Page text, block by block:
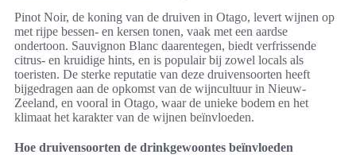
Pinot Noir, de koning van de druiven in Otago, levert wijnen op
met rijpe bessen- en kersen tonen, vaak met een aardse
ondertoon. Sauvignon Blanc daarentegen, biedt verfrissende
citrus- en kruidige hints, en is populair bij zowel locals als
toeristen. De sterke reputatie van deze druivensoorten heeft
bijgedragen aan de opkomst van de wijncultuur in Nieuw-
Zeeland, en vooral in Otago, waar de unieke bodem en het
klimaat het karakter van de wijnen beïnvloeden.
Hoe druivensoorten de drinkgewoontes beïnvloeden